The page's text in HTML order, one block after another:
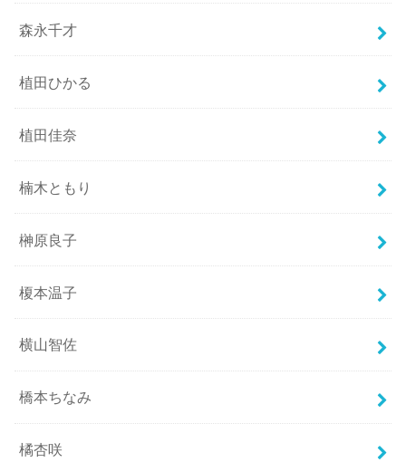
森永千才
植田ひかる
植田佳奈
楠木ともり
榊原良子
榎本温子
横山智佐
橋本ちなみ
橘杏咲